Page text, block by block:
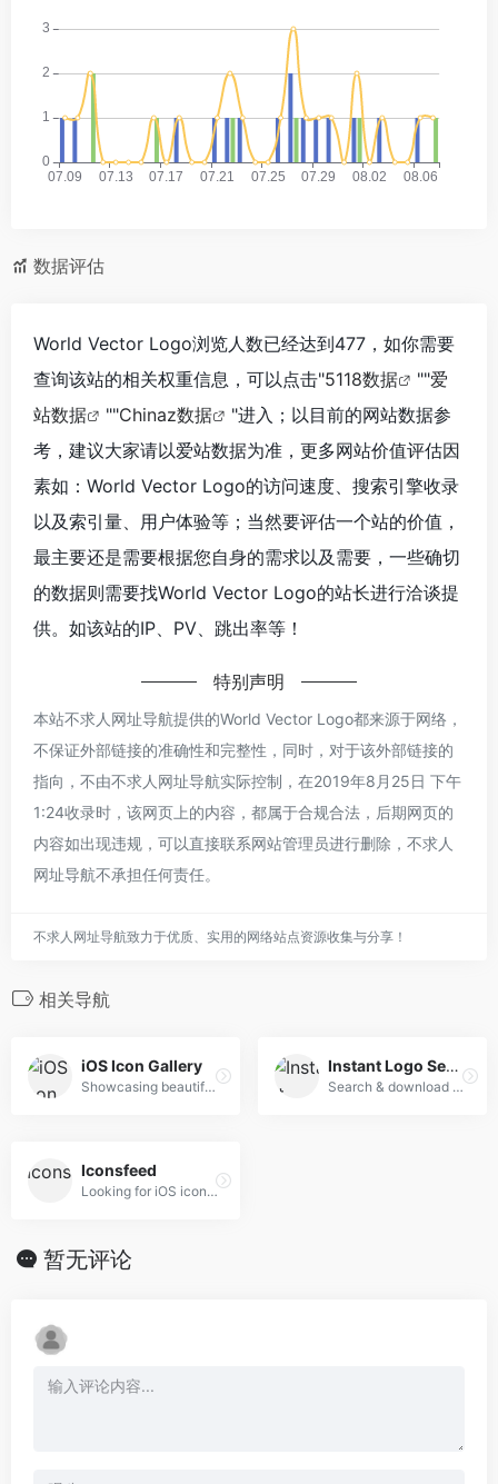
数据评估
World Vector Logo浏览人数已经达到477，如你需要
查询该站的相关权重信息，可以点击"5118数据 ""爱
站数据
""Chinaz数据
"进入；以目前的网站数据参
考，建议大家请以爱站数据为准，更多网站价值评估因
素如：World Vector Logo的访问速度、搜索引擎收录
以及索引量、用户体验等；当然要评估一个站的价值，
最主要还是需要根据您自身的需求以及需要，一些确切
的数据则需要找World Vector Logo的站长进行洽谈提
供。如该站的IP、PV、跳出率等！
特别声明
本站不求人网址导航提供的World Vector Logo都来源于网络，
不保证外部链接的准确性和完整性，同时，对于该外部链接的
指向，不由不求人网址导航实际控制，在2019年8月25日 下午
1:24收录时，该网页上的内容，都属于合规合法，后期网页的
内容如出现违规，可以直接联系网站管理员进行删除，不求人
网址导航不承担任何责任。
不求人网址导航致力于优质、实用的网络站点资源收集与分享！
相关导航
iOS Icon Gallery
Showcasing beautiful icon designs from the iOS App Store
Instant Logo Search
Search & download thousands of logos instantly
Iconsfeed
Looking for iOS icon inspiration? We bring the iOS icons gallery to you.
暂无评论